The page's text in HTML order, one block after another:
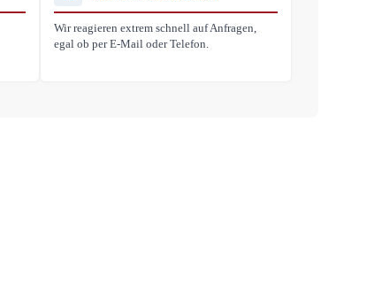
Wir reagieren extrem schnell auf Anfragen,
egal ob per E-Mail oder Telefon.